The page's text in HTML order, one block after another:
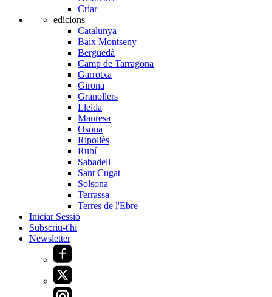
Criar
edicions
Catalunya
Baix Montseny
Berguedà
Camp de Tarragona
Garrotxa
Girona
Granollers
Lleida
Manresa
Osona
Ripollès
Rubí
Sabadell
Sant Cugat
Solsona
Terrassa
Terres de l'Ebre
Iniciar Sessió
Subscriu-t'hi
Newsletter